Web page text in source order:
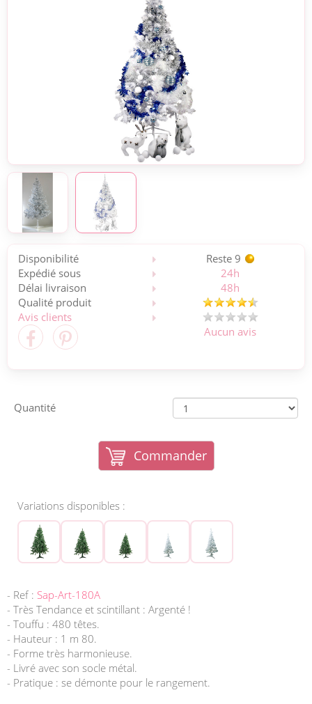
Disponibilité
Reste 9
Expédié sous
24h
Délai livraison
48h
Qualité produit
Avis clients
Aucun avis
Quantité
Commander
Variations disponibles :
- Ref : Sap-Art-180A
- Très Tendance et scintillant : Argenté !
- Touffu : 480 têtes.
- Hauteur : 1 m 80.
- Forme très harmonieuse.
- Livré avec son socle métal.
- Pratique : se démonte pour le rangement.